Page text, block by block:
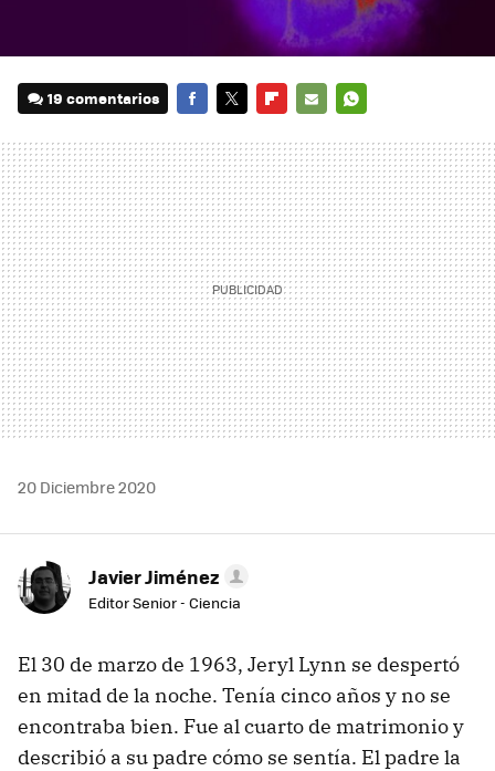
19 comentarios
MAIL
20 Diciembre 2020
Javier Jiménez
Editor Senior - Ciencia
El 30 de marzo de 1963, Jeryl Lynn se despertó
en mitad de la noche. Tenía cinco años y no se
encontraba bien. Fue al cuarto de matrimonio y
describió a su padre cómo se sentía. El padre la